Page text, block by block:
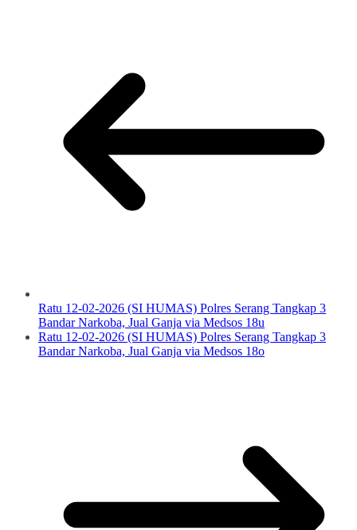
Ratu 12-02-2026 (SI HUMAS) Polres Serang Tangkap 3
Bandar Narkoba, Jual Ganja via Medsos 18u
Ratu 12-02-2026 (SI HUMAS) Polres Serang Tangkap 3
Bandar Narkoba, Jual Ganja via Medsos 18o